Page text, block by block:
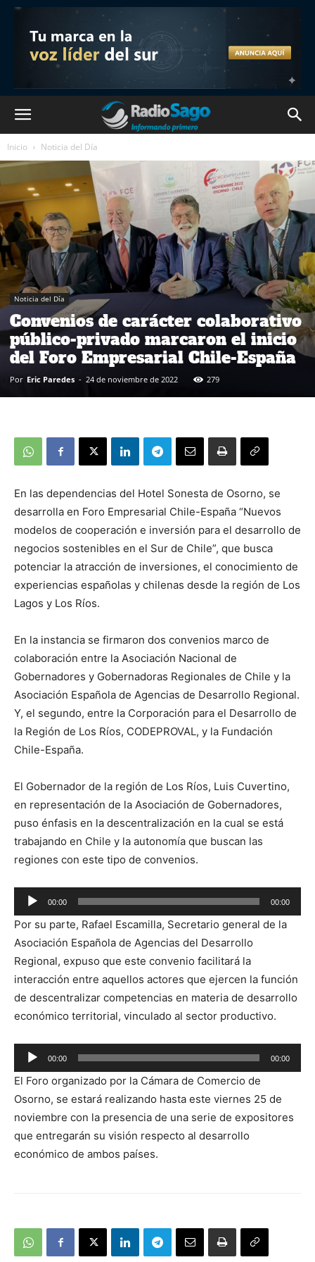
Inicio Noticia del Día
Noticia del Día
Convenios de carácter colaborativo
público-privado marcaron el inicio
del Foro Empresarial Chile-España
Por Eric Paredes - 24 de noviembre de 2022 279
En las dependencias del Hotel Sonesta de Osorno, se
desarrolla en Foro Empresarial Chile-España “Nuevos
modelos de cooperación e inversión para el desarrollo de
negocios sostenibles en el Sur de Chile”, que busca
potenciar la atracción de inversiones, el conocimiento de
experiencias españolas y chilenas desde la región de Los
Lagos y Los Ríos.
En la instancia se firmaron dos convenios marco de
colaboración entre la Asociación Nacional de
Gobernadores y Gobernadoras Regionales de Chile y la
Asociación Española de Agencias de Desarrollo Regional.
Y, el segundo, entre la Corporación para el Desarrollo de
la Región de Los Ríos, CODEPROVAL, y la Fundación
Chile-España.
El Gobernador de la región de Los Ríos, Luis Cuvertino,
en representación de la Asociación de Gobernadores,
puso énfasis en la descentralización en la cual se está
trabajando en Chile y la autonomía que buscan las
regiones con este tipo de convenios.
Reproductor
de
audio
00:00 00:00
Por su parte, Rafael Escamilla, Secretario general de la
Asociación Española de Agencias del Desarrollo
Regional, expuso que este convenio facilitará la
interacción entre aquellos actores que ejercen la función
de descentralizar competencias en materia de desarrollo
económico territorial, vinculado al sector productivo.
Reproductor
de
audio
00:00 00:00
El Foro organizado por la Cámara de Comercio de
Osorno, se estará realizando hasta este viernes 25 de
noviembre con la presencia de una serie de expositores
que entregarán su visión respecto al desarrollo
económico de ambos países.